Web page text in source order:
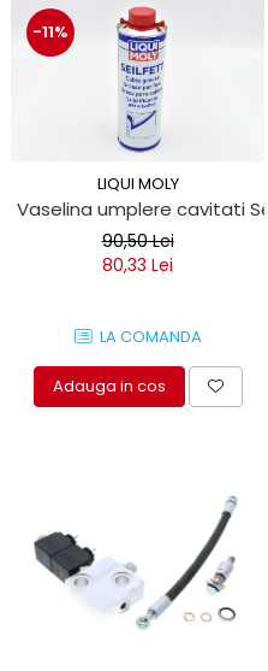
-11%
LIQUI MOLY
Vaselina umplere cavitati
90,50 Lei
80,33 Lei
LA COMANDA
Adauga in cos